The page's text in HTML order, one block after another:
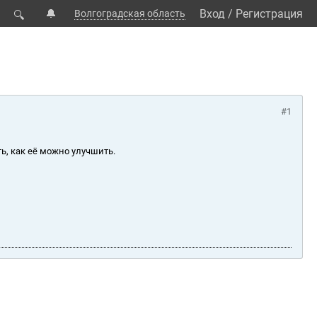
🔍 🔔 Волгоградская область Вход / Регистрация
#1
как её можно улучшить.